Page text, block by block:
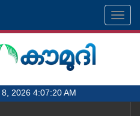
2026 4:07:20 AM